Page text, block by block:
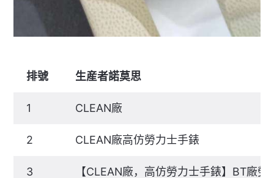
排號 生産者諾莫思
1 CLEAN廠
2 CLEAN廠高仿勞力士手錶
3 【CLEAN廠，高仿勞力士手錶】BT廠